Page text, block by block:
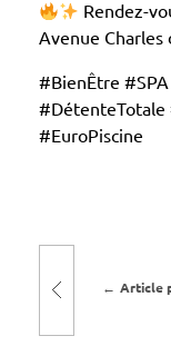
e
S
P
A
E
0
Rendez-
Avenue Charles
#BienÊtre
#DétenteTotale
#EuroPiscine
Article